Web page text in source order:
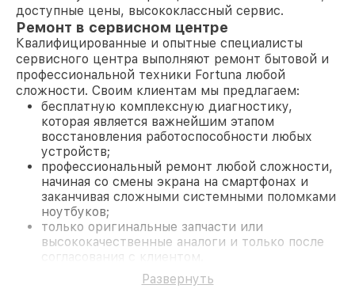
доступные цены, высококлассный сервис.
Ремонт в сервисном центре
Квалифицированные и опытные специалисты
сервисного центра выполняют ремонт бытовой и
профессиональной техники Fortuna любой
сложности. Своим клиентам мы предлагаем:
бесплатную комплексную диагностику,
которая является важнейшим этапом
восстановления работоспособности любых
устройств;
профессиональный ремонт любой сложности,
начиная со смены экрана на смартфонах и
заканчивая сложными системными поломками
ноутбуков;
только оригинальные запчасти или
высококачественные аналоги и только после
согласования с клиентом.
На все работы и замененные комплектующие
предоставляется длительная гарантия. В случае
Развернуть